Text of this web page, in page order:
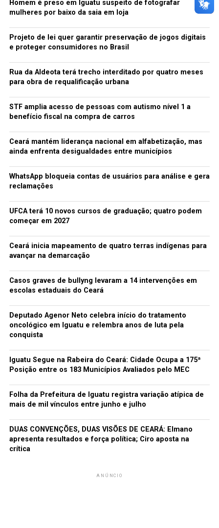
Homem é preso em Iguatu suspeito de fotografar
mulheres por baixo da saia em loja
Projeto de lei quer garantir preservação de jogos digitais
e proteger consumidores no Brasil
Rua da Aldeota terá trecho interditado por quatro meses
para obra de requalificação urbana
STF amplia acesso de pessoas com autismo nível 1 a
benefício fiscal na compra de carros
Ceará mantém liderança nacional em alfabetização, mas
ainda enfrenta desigualdades entre municípios
WhatsApp bloqueia contas de usuários para análise e gera
reclamações
UFCA terá 10 novos cursos de graduação; quatro podem
começar em 2027
Ceará inicia mapeamento de quatro terras indígenas para
avançar na demarcação
Casos graves de bullyng levaram a 14 intervenções em
escolas estaduais do Ceará
Deputado Agenor Neto celebra início do tratamento
oncológico em Iguatu e relembra anos de luta pela
conquista
Iguatu Segue na Rabeira do Ceará: Cidade Ocupa a 175ª
Posição entre os 183 Municípios Avaliados pelo MEC
Folha da Prefeitura de Iguatu registra variação atípica de
mais de mil vínculos entre junho e julho
DUAS CONVENÇÕES, DUAS VISÕES DE CEARÁ: Elmano
apresenta resultados e força política; Ciro aposta na
crítica
ANÚNCIO